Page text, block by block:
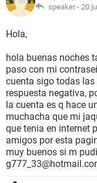
speaker - 20
Hola,
hola buenas noches
paso con mi
cuenta sigo todas
respuesta negativa,
la cuenta es q hace
muchacha que mi
que tenia en internet
amigos por esta
muy buenos si m